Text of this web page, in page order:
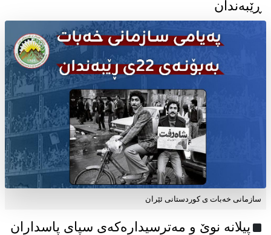
ڕێبەندان
سازمانی خەبات ی كوردستانی ئێران
پیلانە نوێ و مەترسیدارەکەی سپای پاسداران